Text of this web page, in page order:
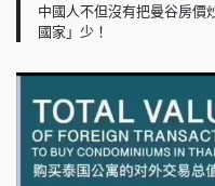
中國人不但沒有把曼谷房價
國家」少！